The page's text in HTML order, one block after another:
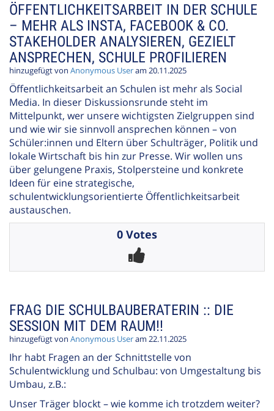
ÖFFENTLICHKEITSARBEIT IN DER SCHULE
– MEHR ALS INSTA, FACEBOOK & CO.
STAKEHOLDER ANALYSIEREN, GEZIELT
ANSPRECHEN, SCHULE PROFILIEREN
hinzugefügt von Anonymous Useram 20.11.2025
Öffentlichkeitsarbeit an Schulen ist mehr als Social
Media. In dieser Diskussionsrunde steht im
Mittelpunkt, wer unsere wichtigsten Zielgruppen sind
und wie wir sie sinnvoll ansprechen können – von
Schüler:innen und Eltern über Schulträger, Politik und
lokale Wirtschaft bis hin zur Presse. Wir wollen uns
über gelungene Praxis, Stolpersteine und konkrete
Ideen für eine strategische,
schulentwicklungsorientierte Öffentlichkeitsarbeit
austauschen.
0 Votes
FRAG DIE SCHULBAUBERATERIN :: DIE
SESSION MIT DEM RAUM!!
hinzugefügt von Anonymous Useram 22.11.2025
Ihr habt Fragen an der Schnittstelle von
Schulentwicklung und Schulbau: von Umgestaltung bis
Umbau, z.B.:
Unser Träger blockt – wie komme ich trotzdem weiter?